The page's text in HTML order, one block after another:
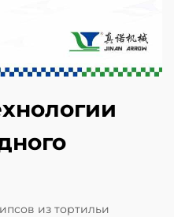
из тортильи